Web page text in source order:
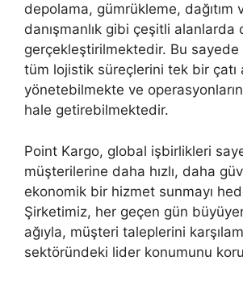
depolama, gümrükleme, dağıtım
danışmanlık gibi çeşitli alanlarda
gerçekleştirilmektedir. Bu
tüm lojistik süreçlerini tek bir çatı
yönetebilmekte ve
hale getirebilmektedir.
Point Kargo, global işbirlikleri
müşterilerine daha hızlı, daha
ekonomik bir hizmet sunmayı
Şirketimiz, her geçen gün
ağıyla, müşteri taleplerini
sektöründeki lider konumunu